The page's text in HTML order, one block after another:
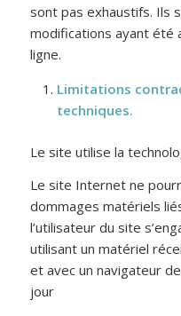
sont pas exhaustifs. Ils
modifications ayant été
ligne.
Limitations
techniques.
Le site utilise la
Le site Internet ne
dommages matériels
l’utilisateur du site
utilisant un matériel
et avec un navigateur
jour